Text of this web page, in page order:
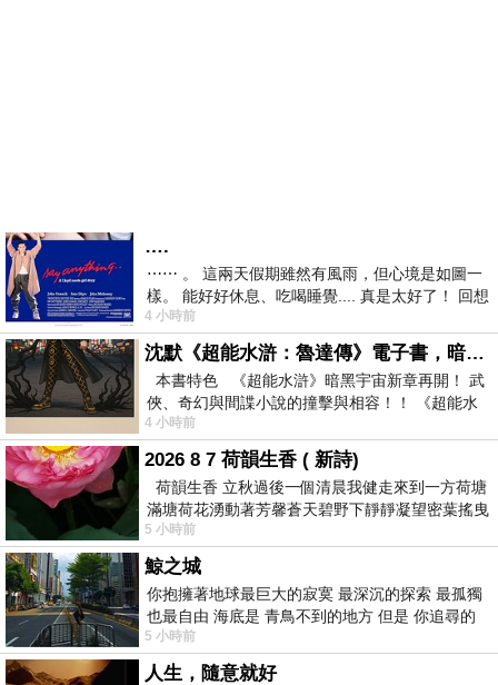
….
⋯⋯ 。 這兩天假期雖然有風雨，但心境是如圖一
樣。 能好好休息、吃喝睡覺.... 真是太好了！ 回想
起來，以前根本就很難有這
4 小時前
沈默《超能水滸：魯達傳》電子書，暗黑宇宙新章，一一五年八月璀璨上架！
本書特色 《超能水滸》暗黑宇宙新章再開！ 武
俠、奇幻與間諜小說的撞擊與相容！！ 《超能水
滸》系列第四部
4 小時前
2026 8 7 荷韻生香 ( 新詩)
荷韻生香 立秋過後一個清晨我健走來到一方荷塘
滿塘荷花湧動著芳馨蒼天碧野下靜靜凝望密葉搖曳
幽泉中復有蛙鳴嘓嘓水波裡搖曳
5 小時前
鯨之城
你抱擁著地球最巨大的寂寞 最深沉的探索 最孤獨
也最自由 海底是 青鳥不到的地方 但是 你追尋的
幸福 可以比珍珠更
5 小時前
人生，隨意就好